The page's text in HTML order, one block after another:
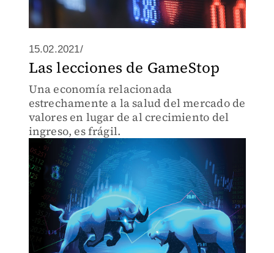
15.02.2021/
Las lecciones de GameStop
Una economía relacionada
estrechamente a la salud del mercado de
valores en lugar de al crecimiento del
ingreso, es frágil.